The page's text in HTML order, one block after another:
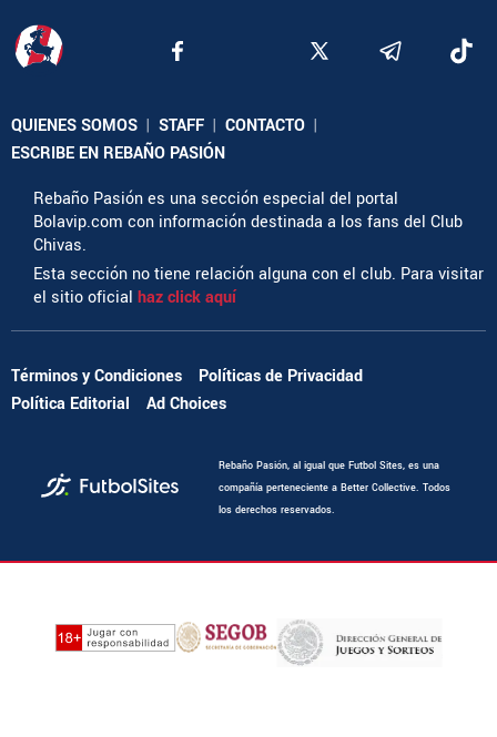
QUIENES SOMOS | STAFF | CONTACTO |
ESCRIBE EN REBAÑO PASIÓN
Rebaño Pasión es una sección especial del portal
Bolavip.com con información destinada a los fans del Club
Chivas.
Esta sección no tiene relación alguna con el club. Para visitar
el sitio oficial haz click aquí
Términos y Condiciones
Políticas de Privacidad
Política Editorial
Ad Choices
Rebaño Pasión, al igual que Futbol Sites, es una
compañía perteneciente a Better Collective. Todos
los derechos reservados.